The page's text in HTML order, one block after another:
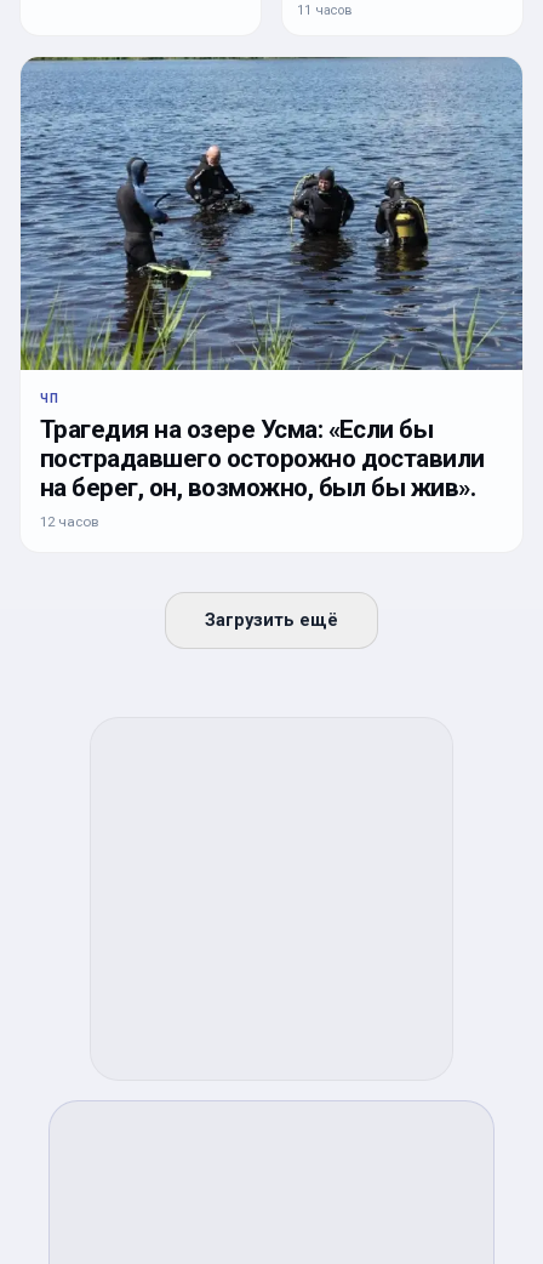
11 часов
ЧП
Трагедия на озере Усма: «Если бы
пострадавшего осторожно доставили
на берег, он, возможно, был бы жив».
12 часов
Загрузить ещё